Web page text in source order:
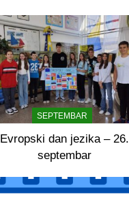
SEPTEMBAR
Evropski dan jezika – 26.
septembar